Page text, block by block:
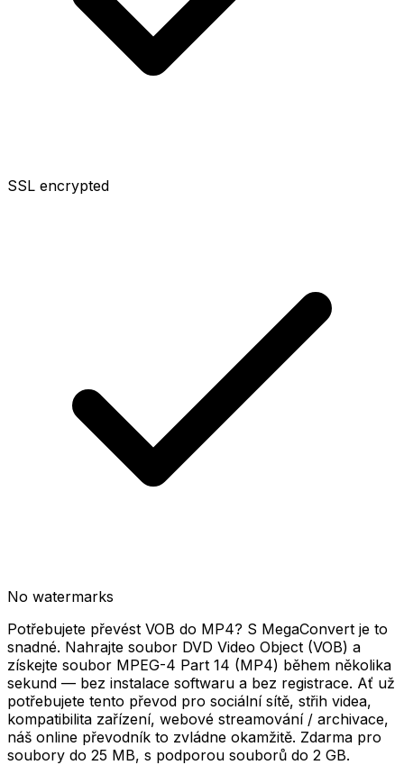
SSL encrypted
No watermarks
Potřebujete převést VOB do MP4? S MegaConvert je to
snadné. Nahrajte soubor DVD Video Object (VOB) a
získejte soubor MPEG-4 Part 14 (MP4) během několika
sekund — bez instalace softwaru a bez registrace. Ať už
potřebujete tento převod pro sociální sítě, střih videa,
kompatibilita zařízení, webové streamování / archivace,
náš online převodník to zvládne okamžitě. Zdarma pro
soubory do 25 MB, s podporou souborů do 2 GB.